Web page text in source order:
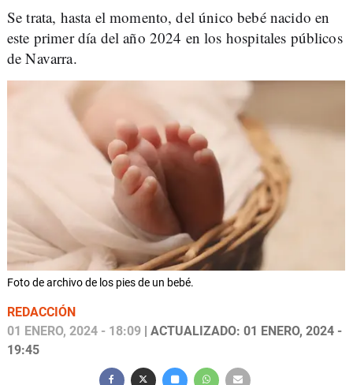
Se trata, hasta el momento, del único bebé nacido en
este primer día del año 2024 en los hospitales públicos
de Navarra.
Foto de archivo de los pies de un bebé.
REDACCIÓN
01 ENERO, 2024 - 18:09 | ACTUALIZADO: 01 ENERO, 2024 -
19:45